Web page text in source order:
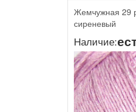
Жемчужная 29
сиреневый
Наличие: